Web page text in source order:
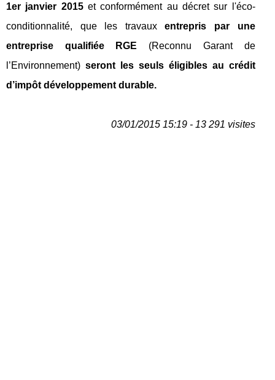
1er janvier 2015 et conformément au décret sur l'éco-
conditionnalité, que les travauxentrepris par une
entreprise qualifiée RGE (Reconnu Garant de
l’Environnement) seront les seuls éligibles au crédit
d’impôt développement durable.
03/01/2015 15:19 - 13 291 visites